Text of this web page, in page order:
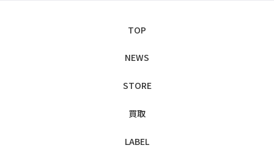
TOP
NEWS
STORE
買取
LABEL